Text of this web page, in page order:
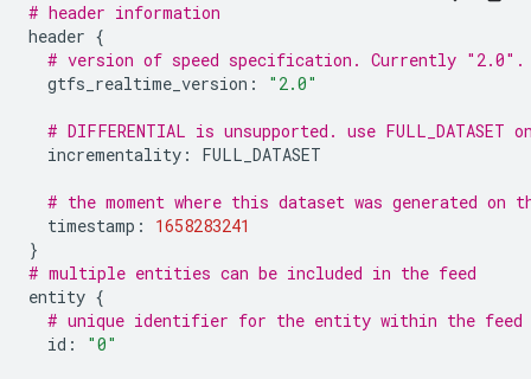
# header information
header {
# version of speed specification. Currently "2.0".
gtfs_realtime_version : "2.0"
# DIFFERENTIAL is unsupported. use FULL_DATASET
incrementality : FULL_DATASET
# the moment where this dataset was generated on
timestamp :
1658283241
}
# multiple entities can be included in the feed
entity {
# unique identifier for the entity within the feed
id : "0"